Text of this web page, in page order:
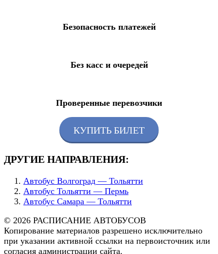
Безопасность платежей
Без касс и очередей
Проверенные перевозчики
КУПИТЬ БИЛЕТ
ДРУГИЕ НАПРАВЛЕНИЯ:
Автобус Волгоград — Тольятти
Автобус Тольятти — Пермь
Автобус Самара — Тольятти
© 2026 РАСПИСАНИЕ АВТОБУСОВ
Копирование материалов разрешено исключительно
при указании активной ссылки на первоисточник или
согласия администрации сайта.